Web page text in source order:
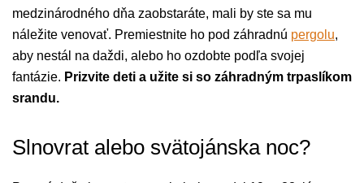
medzinárodného dňa zaobstaráte, mali by ste sa mu
náležite venovať. Premiestnite ho pod záhradnú pergolu,
aby nestál na daždi, alebo ho ozdobte podľa svojej
fantázie. Prizvite deti a užite si so záhradným trpaslíkom
srandu.
Slnovrat alebo svätojánska noc?